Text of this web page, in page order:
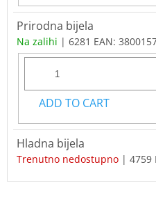
Prirodna bijela
Na zalihi | 6281 EAN:
ADD TO CART
Hladna bijela
Trenutno nedostupno | 4759